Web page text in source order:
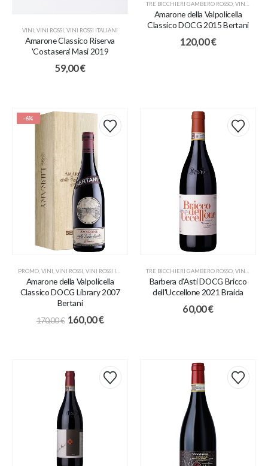
VINI VINI ROSSI VINI ROSSI ITALIANI
Amarone Classico Riserva
'Costasera' Masi 2019
59,00€
TRE BICCHIERI GAMBERO ROSSO,VINI ,
Amarone della Valpolicella
Classico DOCG 2015 Bertani
120,00€
-6%
PROMO,VINI ,VINI ROSSI ,VINI ROSSI ITALIANI
Amarone della Valpolicella
Classico DOCG Library 2007
Bertani
170,00€ 160,00€
TRE BICCHIERI GAMBERO ROSSO,VINI ,
Barbera d'Asti DOCG Bricco
dell'Uccellone 2021 Braida
60,00€